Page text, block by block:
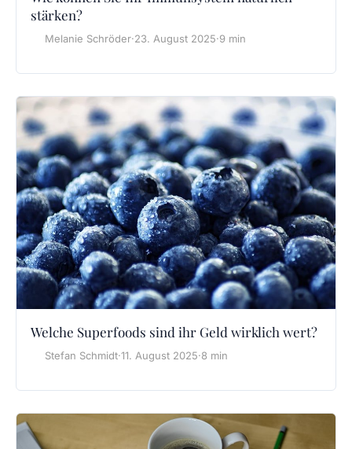
stärken?
Melanie Schröder·23. August 2025·9 min
Welche Superfoods sind ihr Geld wirklich wert?
Stefan Schmidt·11. August 2025·8 min